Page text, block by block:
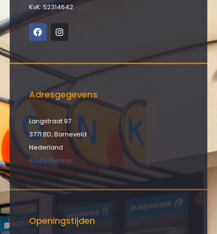
KvK: 52314642
Adresgegevens
Langstraat 97
3771 BD, Barneveld
Nederland
Route Planner
Openingstijden